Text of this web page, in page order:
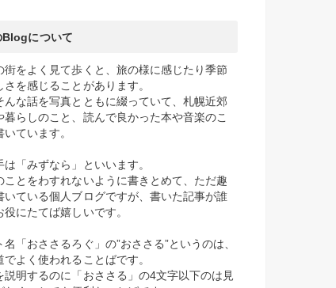
Blogについて
街をよく見て歩くと、旅の様に感じたり季節
さを感じることがあります。
んな話を写真とともに綴っていて、札幌近郊
暮らしのこと、読んで良かった本や音楽のこ
いています。
は「みずなら」といいます。
ことをわすれないように書きとめて、ただ趣
いている個人ブログですが、書いた記事が誰
役にたてば嬉しいです。
名「おささるろぐ」の”おささる”というのは、
でよく使われることばです。
説明するのに「おささる」の4文字以下のは見